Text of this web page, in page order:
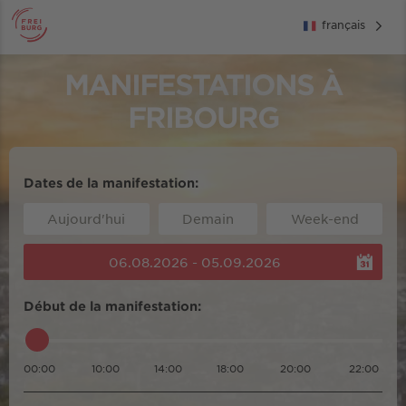
français
MANIFESTATIONS À
FRIBOURG
Dates de la manifestation:
Aujourd'hui Demain Week-end
06.08.2026 - 05.09.2026
Début de la manifestation:
00:00 10:00 14:00 18:00 20:00 22:00